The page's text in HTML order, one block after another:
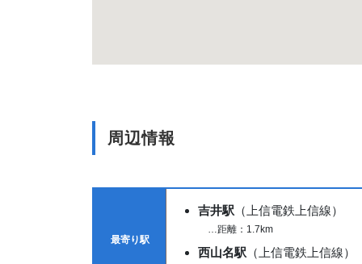
周辺情報
最寄り駅
吉井駅 （上信電鉄上信線）
…距離：1.7km
西山名駅 （上信電鉄上信線）